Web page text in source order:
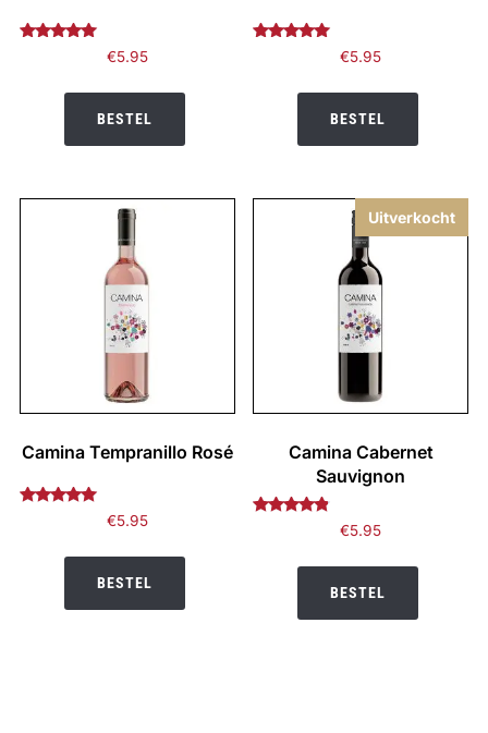
Gewaardeerd€5.95
BESTEL
Gewaardeerd€5.95
BESTEL
Camina Tempranillo Rosé
Gewaardeerd€5.95
BESTEL
Uitverkocht
Camina Cabernet
Sauvignon
Gewaardeerd€5.95
BESTEL